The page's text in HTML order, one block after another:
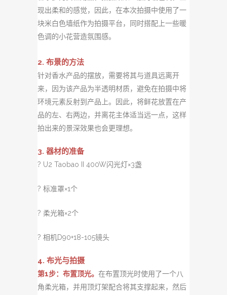
现出柔和的感觉，因此，在本次拍摄中使用了一
块米白色墙纸作为拍摄平台，同时搭配上一些暖
色调的小花营造氛围感。
2. 布景的方法
针对香水产品的摆放，需要将其与道具远离开
来，因为该产品为半透明材质，避免在拍摄中将
环境元素反射到产品上。因此，将鲜花放置在产
品的左、右两边，并离花主体适当远一点，这样
拍出来的景深效果也会更理想。
3. 器材的准备
? U2 Taobao II 400W闪光灯×3盏
? 标准罩×1个
? 柔光箱×2个
? 相机D90+18-105镜头
4. 布光与拍摄
第1步：布置顶光。 在布置顶光时使用了一个八
角柔光箱，并用顶灯架配合将其支撑起来，然后